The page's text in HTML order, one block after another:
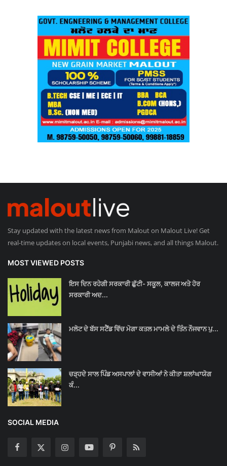
Stay updated with the latest news from Malout on Malout Live! Get
real-time updates on local events, Punjabi news, and all things Malout.
MOST VIEWED POSTS
ਇਸ ਦਿਨ ਰਹੇਗੀ ਸਰਕਾਰੀ ਛੁੱਟੀ- ਸਕੂਲ, ਕਾਲਜ ਅਤੇ ਹੋਰ
ਸਰਕਾਰੀ ਅਦ...
ਮਲੋਟ ਦੇ ਬੱਸ ਸਟੈਂਡ ਵਿੱਚ ਮੋਗਾ ਕਤਲ ਮਾਮਲੇ ਦੇ ਤਿੰਨ ਨੌਜਵਾਨ ਪੁ...
ਚੜ੍ਹਦੇ ਸਾਲ ਪਿੰਡ ਅਸਪਾਲਾਂ ਦੇ ਵਾਸੀਆਂ ਨੇ ਕੀਤਾ ਸ਼ਲਾਂਘਾਯੋਗ
ਕੰ...
SOCIAL MEDIA